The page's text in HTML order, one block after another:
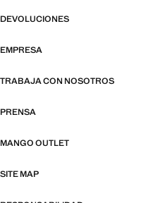
DEVOLUCIONES
EMPRESA
TRABAJA CON NOSOTROS
PRENSA
MANGO OUTLET
SITE MAP